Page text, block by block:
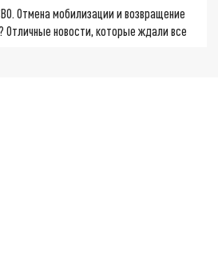
Отмена мобилизации и возвращение
Отличные новости, которые ждали все